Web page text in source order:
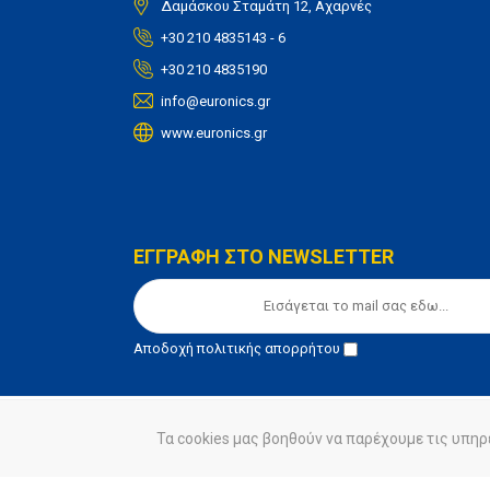
Δαμάσκου Σταμάτη 12, Αχαρνές
+30 210 4835143 - 6
+30 210 4835190
info@euronics.gr
www.euronics.gr
ΕΓΓΡΑΦΗ ΣΤΟ NEWSLETTER
Αποδοχήπολιτικής απορρήτου
© euronics 2020 Όροι Χρήσης Πολιτική
Τα cookies μας βοηθούν να παρέχουμε τις